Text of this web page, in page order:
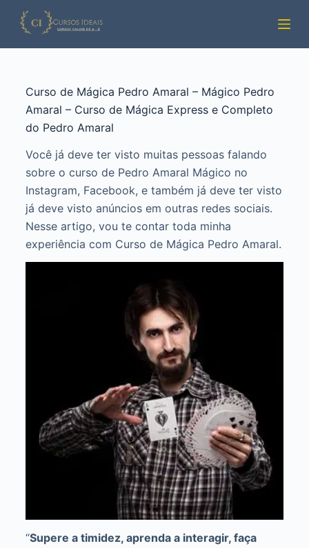
Pular
para
Curso de Mágica Pedro Amaral – Mágico Pedro
Amaral – Curso de Mágica Express e Completo
do Pedro Amaral
Você já deve ter visto muitas pessoas falando
sobre o curso de Pedro Amaral Mágico no
Instagram, Facebook, e também já deve ter visto
já deve visto anúncios em outras redes sociais.
Nesse artigo, vou te contar toda minha
experiência com Curso de Mágica Pedro Amaral.
“Supere a timidez, aprenda a interagir, faça